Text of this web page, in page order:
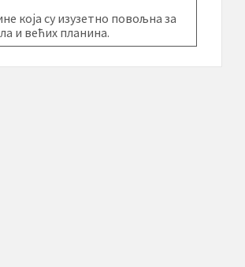
која су изузетно повољна за
и већих планина.